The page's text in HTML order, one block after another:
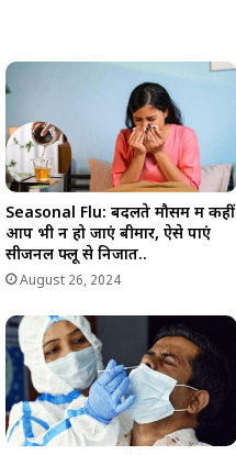
Seasonal Flu: बदलते मौसम में कहीं
आप भी न हो जाएं बीमार, ऐसे पाएं
सीजनल फ्लू से निजात..
August 26, 2024